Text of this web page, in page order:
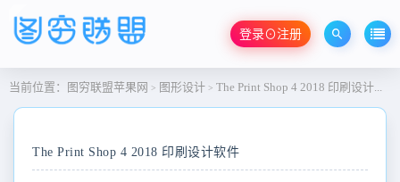
登录⊙注册
当前位置： 图穷联盟苹果网 > 图形设计 > The Print Shop 4 2018 印刷设计软件
The Print Shop 4 2018 印刷设计软件